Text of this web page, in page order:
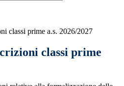
classi prime a.s. 2026/2027
classi prime